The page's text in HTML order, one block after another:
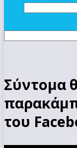
Σύντομα
του